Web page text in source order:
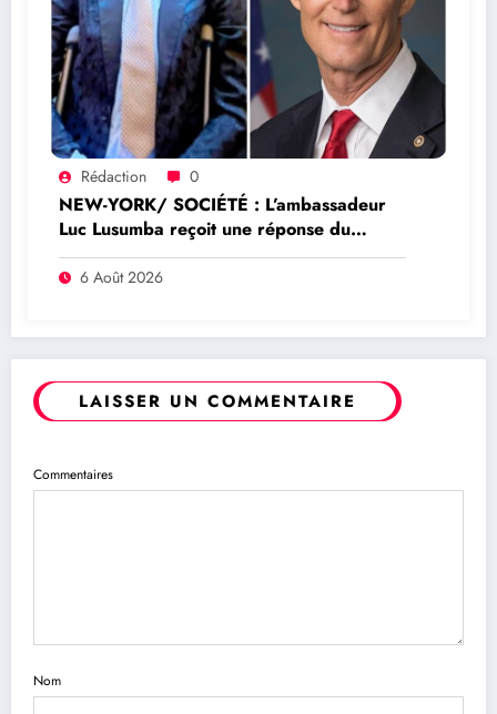
Rédaction 0
NEW-YORK/ SOCIÉTÉ : L’ambassadeur
Luc Lusumba reçoit une réponse du
sénateur Rick Scott sur la protection du
programme Medicaid
6 Août 2026
LAISSER UN COMMENTAIRE
Commentaires
Nom